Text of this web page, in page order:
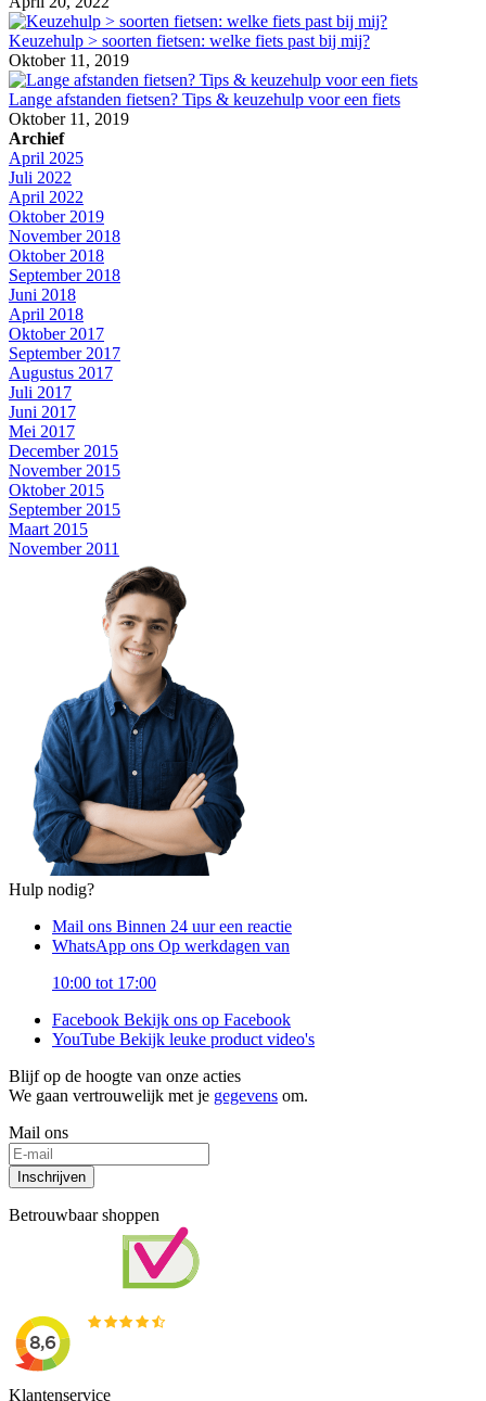
Keuzehulp > soorten fietsen: welke fiets past bij mij?
Oktober 11, 2019
Lange afstanden fietsen? Tips & keuzehulp voor een fiets
Oktober 11, 2019
Archief
April 2025
Juli 2022
April 2022
Oktober 2019
November 2018
Oktober 2018
September 2018
Juni 2018
April 2018
Oktober 2017
September 2017
Augustus 2017
Juli 2017
Juni 2017
Mei 2017
December 2015
November 2015
Oktober 2015
September 2015
Maart 2015
November 2011
Hulp nodig?
Mail ons Binnen 24 uur een reactie
WhatsApp ons Op werkdagen van
10:00 tot 17:00
Facebook Bekijk ons op Facebook
YouTube Bekijk leuke product video's
Blijf op de hoogte van onze acties
We gaan vertrouwelijk met je gegevens om.
Mail ons
Inschrijven
Betrouwbaar shoppen
Klantenservice